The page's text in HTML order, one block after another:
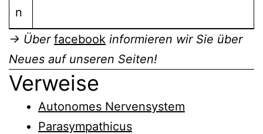
n
→ Über facebook informieren wir Sie über
Neues auf unseren Seiten!
Verweise
Autonomes Nervensystem
Parasympathicus